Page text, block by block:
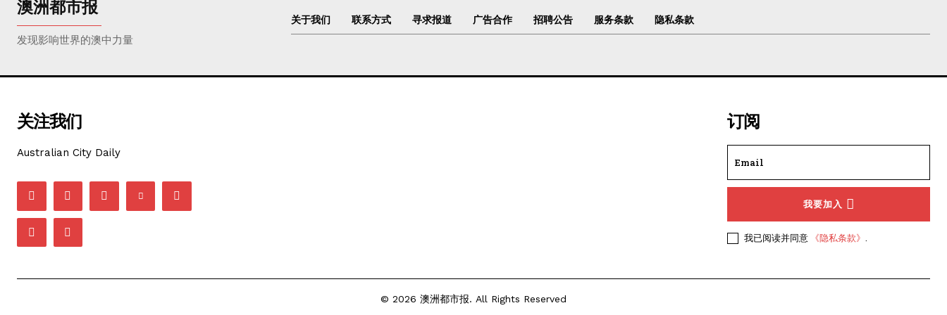
澳洲都市报
发现影响世界的澳中力量
关于我们 联系方式 寻求报道 广告合作 招聘公告 服务条款 隐私条款
关注我们
Australian City Daily
订阅
我要加入
我已阅读并同意 《隐私条款》 .
© 2026 澳洲都市报. All Rights Reserved